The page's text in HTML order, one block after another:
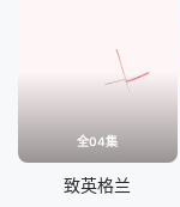
全04集
致英格兰